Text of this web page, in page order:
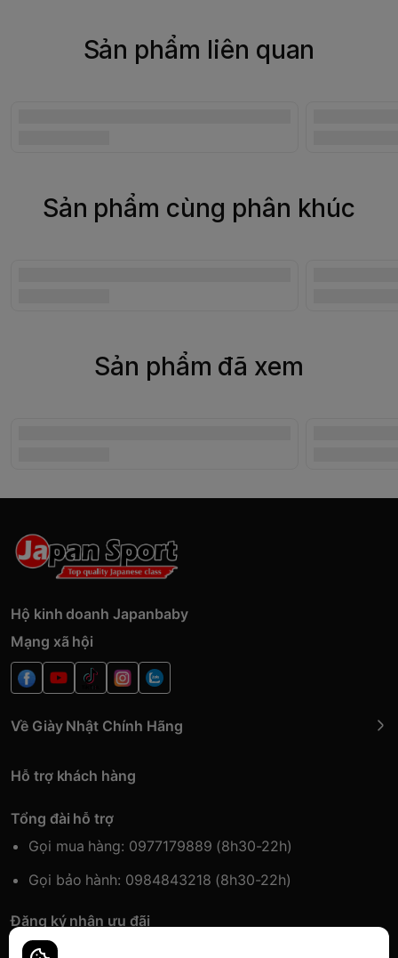
Sản phẩm liên quan
Sản phẩm cùng phân khúc
Sản phẩm đã xem
Hộ kinh doanh Japanbaby
Mạng xã hội
Về Giày Nhật Chính Hãng
Hỗ trợ khách hàng
Tổng đài hỗ trợ
Gọi mua hàng: 0977179889 (8h30-22h)
Gọi bảo hành: 0984843218 (8h30-22h)
Đăng ký nhận ưu đãi
Đăng kí để nhận thông tin ưu đãi sớm nhất.